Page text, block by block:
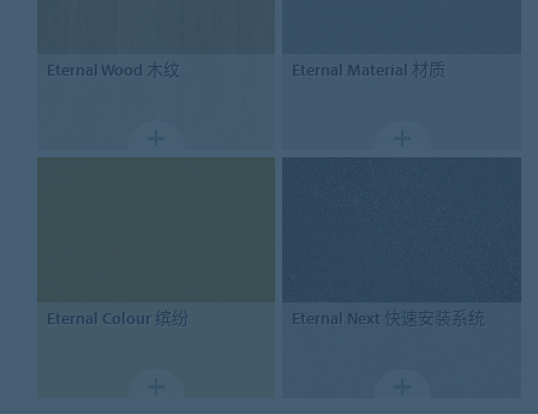
Eternal Wood 木纹 Eternal Material 材质
Eternal Colour 缤纷 Eternal Next 快速安装系统